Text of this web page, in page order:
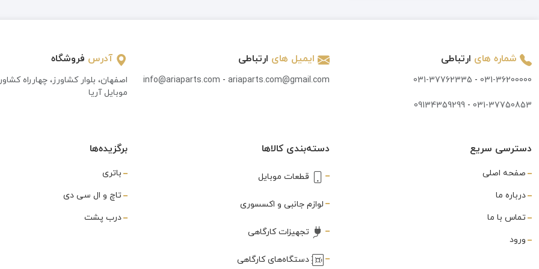
تبدیل
خمیر قلع
درب سیم
درب پشت
شماره های ارتباطی
031-36200000
-
031-37762335
031-37750853
-
09134359299
ایمیل های ارتباطی
info@ariaparts.com - ariaparts.com@gmail.com
آدرس فروشگاه
اصفهان، بلوار کشاورز، چهارراه
موبایل آریا
دسترسی سریع
صفحه اصلی
درباره ما
تماس با ما
ورود
دسته‌بندی کالاها
قطعات موبایل
لوازم جانبی و اکسسوری
تجهیزات کارگاهی
دستگاه‌های کارگاهی
برگزیده‌ها
باتری
تاچ و ال سی دی
درب پشت